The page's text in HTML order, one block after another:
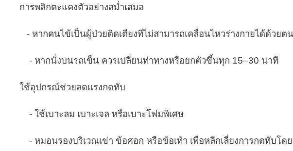
การพลิกตะแคงตัวอย่างสม่ำเสมอ
- หากคนไข้เป็นผู้ป่วยติดเตียงที่ไม่สามารถเคลื่อนไหวร่างกายได้ด้วย
- หากนั่งบนรถเข็น ควรเปลี่ยนท่าทางหรือยกตัวขึ้นทุก 15–30 นาที
ใช้อุปกรณ์ช่วยลดแรงกดทับ
- ใช้เบาะลม เบาะเจล หรือเบาะโฟมพิเศษ
- หมอนรองบริเวณเข่า ข้อศอก หรือข้อเท้า เพื่อหลีกเลี่ยงการกดทับโด